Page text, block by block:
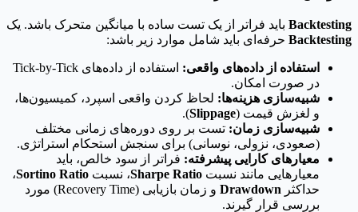
Backtesting باید فراتر از یک تست ساده با میانگین متحرک باشد. یک
Backtesting حرفه‌ای باید شامل موارد زیر باشد:
استفاده از داده‌های واقعی:
استفاده از داده‌های Tick-by-Tick
در صورت امکان.
شبیه‌سازی هزینه‌ها: لحاظ کردن واقعی اسپرد، کمیسیون‌ها،
و لغزش قیمت (Slippage
).
شبیه‌سازی زمان: تست بر روی دوره‌های زمانی مختلف
(صعودی، نزولی، نوسانی) برای سنجش استحکام استراتژی.
معیارهای کارایی پیشرفته: فراتر از سود خالص، باید
معیارهایی مانند نسبت Sharpe Ratio، نسبت Sortino Ratio،
حداکثر Drawdown
و زمان بازیابی (Recovery Time) مورد
بررسی قرار گیرند.